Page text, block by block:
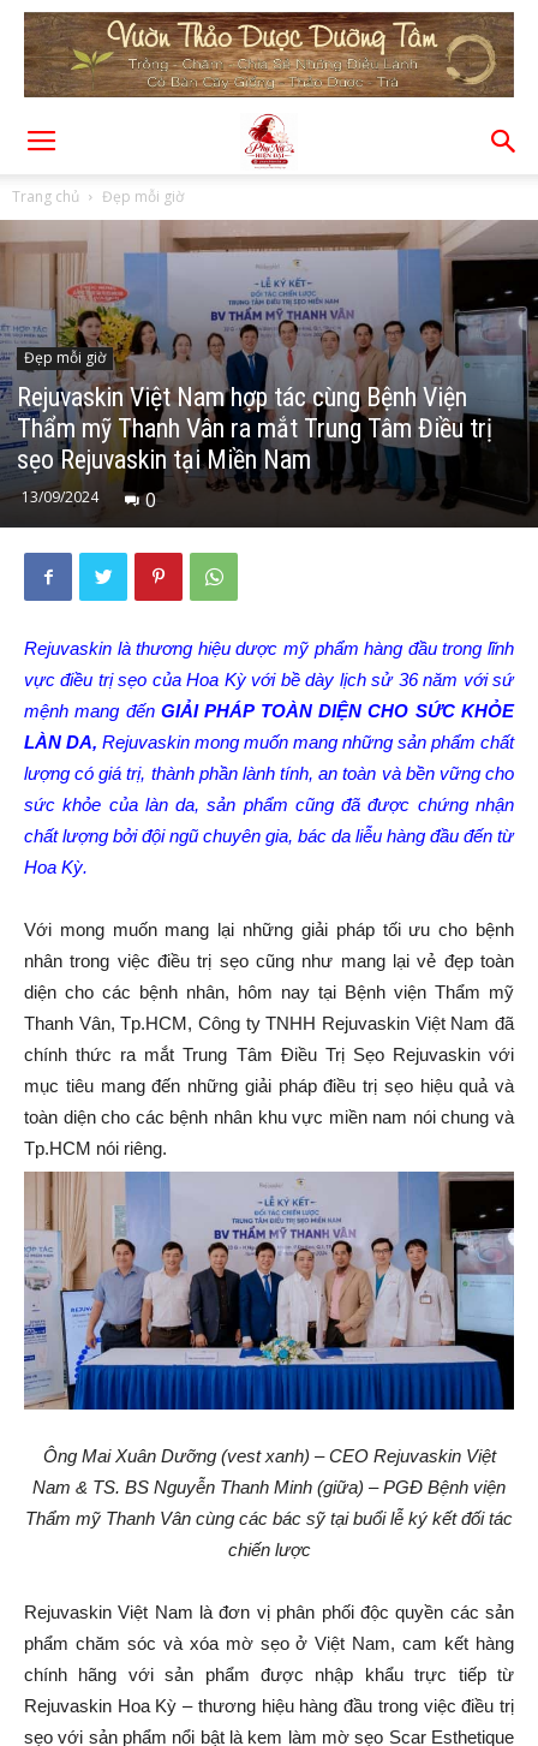
Trang chủ Đẹp mỗi giờ
Đẹp mỗi giờ
Rejuvaskin Việt Nam hợp tác cùng Bệnh Viện
Thẩm mỹ Thanh Vân ra mắt Trung Tâm Điều trị
sẹo Rejuvaskin tại Miền Nam
13/09/2024 0
Rejuvaskin là thương hiệu dược mỹ phẩm hàng đầu trong lĩnh
vực điều trị sẹo của Hoa Kỳ với bề dày lịch sử 36 năm với sứ
mệnh mang đến GIẢI PHÁP TOÀN DIỆN CHO SỨC KHỎE
LÀN DA, Rejuvaskin mong muốn mang những sản phẩm chất
lượng có giá trị, thành phần lành tính, an toàn và bền vững cho
sức khỏe của làn da, sản phẩm cũng đã được chứng nhận
chất lượng bởi đội ngũ chuyên gia, bác da liễu hàng đầu đến từ
Hoa Kỳ.
Với mong muốn mang lại những giải pháp tối ưu cho bệnh
nhân trong việc điều trị sẹo cũng như mang lại vẻ đẹp toàn
diện cho các bệnh nhân, hôm nay tại Bệnh viện Thẩm mỹ
Thanh Vân, Tp.HCM, Công ty TNHH Rejuvaskin Việt Nam đã
chính thức ra mắt Trung Tâm Điều Trị Sẹo Rejuvaskin với
mục tiêu mang đến những giải pháp điều trị sẹo hiệu quả và
toàn diện cho các bệnh nhân khu vực miền nam nói chung và
Tp.HCM nói riêng.
Ông Mai Xuân Dưỡng (vest xanh) – CEO Rejuvaskin Việt
Nam & TS. BS Nguyễn Thanh Minh (giữa) – PGĐ Bệnh viện
Thẩm mỹ Thanh Vân cùng các bác sỹ tại buổi lễ ký kết đối tác
chiến lược
Rejuvaskin Việt Nam là đơn vị phân phối độc quyền các sản
phẩm chăm sóc và xóa mờ sẹo ở Việt Nam, cam kết hàng
chính hãng với sản phẩm được nhập khẩu trực tiếp từ
Rejuvaskin Hoa Kỳ – thương hiệu hàng đầu trong việc điều trị
sẹo với sản phẩm nổi bật là kem làm mờ sẹo Scar Esthetique